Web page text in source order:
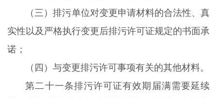
（三）排污单位对变更申请材料的合法性、真
实性以及严格执行变更后排污许可证规定的书面承
诺；
（四）与变更排污许可事项有关的其他材料。
第二十一条排污许可证有效期届满需要延续